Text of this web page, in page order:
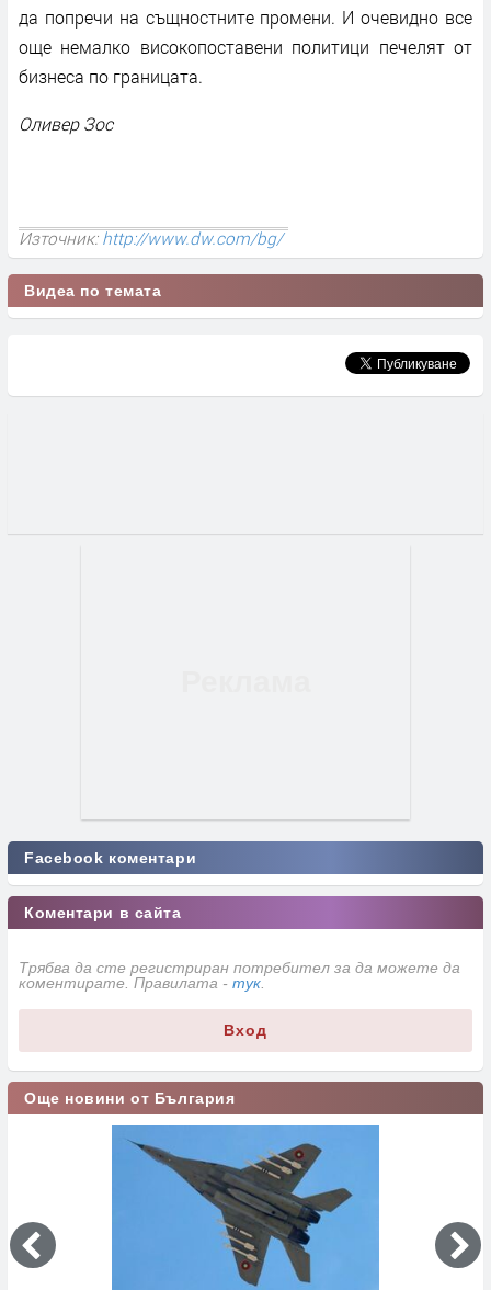
да попречи на същностните промени. И очевидно все
още немалко високопоставени политици печелят от
бизнеса по границата.
Оливер Зос
Източник: http://www.dw.com/bg/
Видеа по темата
Facebook коментари
Коментари в сайта
Трябва да сте регистриран потребител за да можете да
коментирате. Правилата - тук.
Вход
Още новини от България